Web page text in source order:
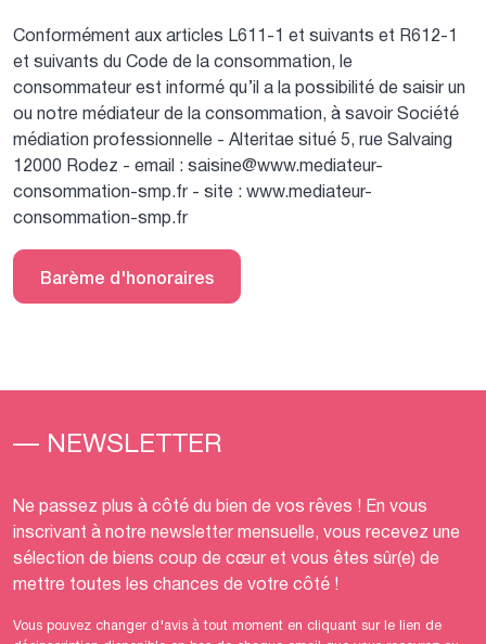
Conformément aux articles L611-1 et suivants et R612-1
et suivants du Code de la consommation, le
consommateur est informé qu’il a la possibilité de saisir un
ou notre médiateur de la consommation, à savoir Société
médiation professionnelle - Alteritae situé 5, rue Salvaing
12000 Rodez - email : saisine@www.mediateur-
consommation-smp.fr - site : www.mediateur-
consommation-smp.fr
Barème d'honoraires
— NEWSLETTER
Ne passez plus à côté du bien de vos rêves ! En vous
inscrivant à notre newsletter mensuelle, vous recevez une
sélection de biens coup de cœur et vous êtes sûr(e) de
mettre toutes les chances de votre côté !
Vous pouvez changer d'avis à tout moment en cliquant sur le lien de